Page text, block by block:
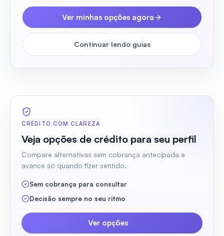
Ver minhas opções agora
Continuar lendo guias
CRÉDITO COM CLAREZA
Veja opções de crédito para seu perfil
Compare alternativas sem cobrança antecipada e
avance só quando fizer sentido.
Sem cobrança para consultar
Decisão sempre no seu ritmo
Ver opções